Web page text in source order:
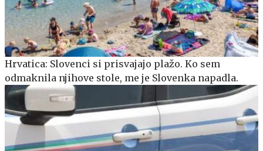
Hrvatica: Slovenci si prisvajajo plažo. Ko sem
odmaknila njihove stole, me je Slovenka napadla.